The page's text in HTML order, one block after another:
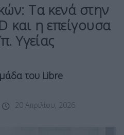
Τα κενά στην
και η επείγουσα
Υγείας
του Libre
20 Απριλίου, 2026